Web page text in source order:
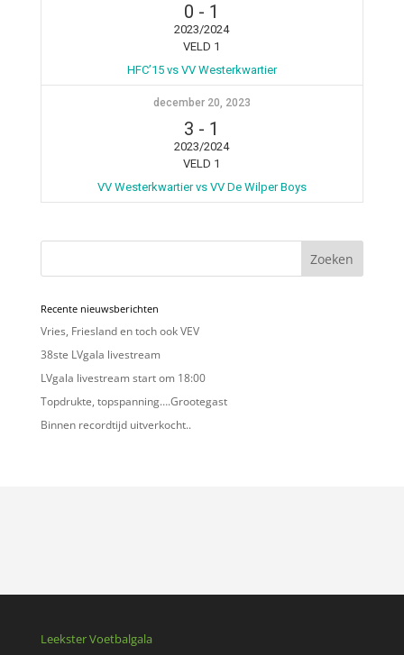
0 - 1
2023/2024
VELD 1
HFC’15 vs VV Westerkwartier
december 20, 2023
3 - 1
2023/2024
VELD 1
VV Westerkwartier vs VV De Wilper Boys
Zoeken
Recente nieuwsberichten
Vries, Friesland en toch ook VEV
38ste LVgala livestream
LVgala livestream start om 18:00
Topdrukte, topspanning….Grootegast
Binnen recordtijd uitverkocht..
Leekster Voetbalgala